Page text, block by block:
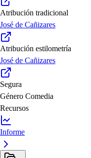
Atribución tradicional
José de Cañizares
Atribución estilometría
José de Cañizares
Segura
Género Comedia
Recursos
Informe